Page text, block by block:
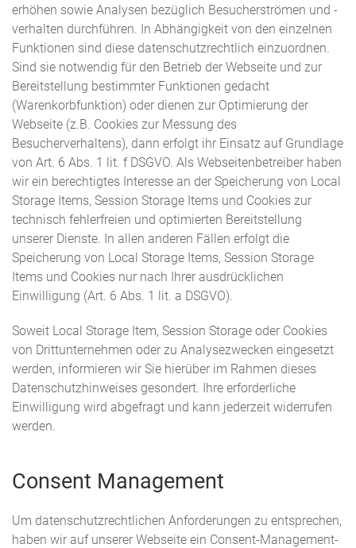
erhöhen sowie Analysen bezüglich Besucherströmen und -
verhalten durchführen. In Abhängigkeit von den einzelnen
Funktionen sind diese datenschutzrechtlich einzuordnen.
Sind sie notwendig für den Betrieb der Webseite und zur
Bereitstellung bestimmter Funktionen gedacht
(Warenkorbfunktion) oder dienen zur Optimierung der
Webseite (z.B. Cookies zur Messung des
Besucherverhaltens), dann erfolgt ihr Einsatz auf Grundlage
von Art. 6 Abs. 1 lit. f DSGVO. Als Webseitenbetreiber haben
wir ein berechtigtes Interesse an der Speicherung von Local
Storage Items, Session Storage Items und Cookies zur
technisch fehlerfreien und optimierten Bereitstellung
unserer Dienste. In allen anderen Fällen erfolgt die
Speicherung von Local Storage Items, Session Storage
Items und Cookies nur nach Ihrer ausdrücklichen
Einwilligung (Art. 6 Abs. 1 lit. a DSGVO).
Soweit Local Storage Item, Session Storage oder Cookies
von Drittunternehmen oder zu Analysezwecken eingesetzt
werden, informieren wir Sie hierüber im Rahmen dieses
Datenschutzhinweises gesondert. Ihre erforderliche
Einwilligung wird abgefragt und kann jederzeit widerrufen
werden.
Consent Management
Um datenschutzrechtlichen Anforderungen zu entsprechen,
haben wir auf unserer Webseite ein Consent-Management-